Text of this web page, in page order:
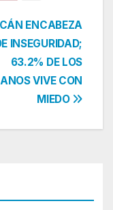
ENCABEZA
INSEGURIDAD;
63.2% DE LOS
VIVE CON
MIEDO